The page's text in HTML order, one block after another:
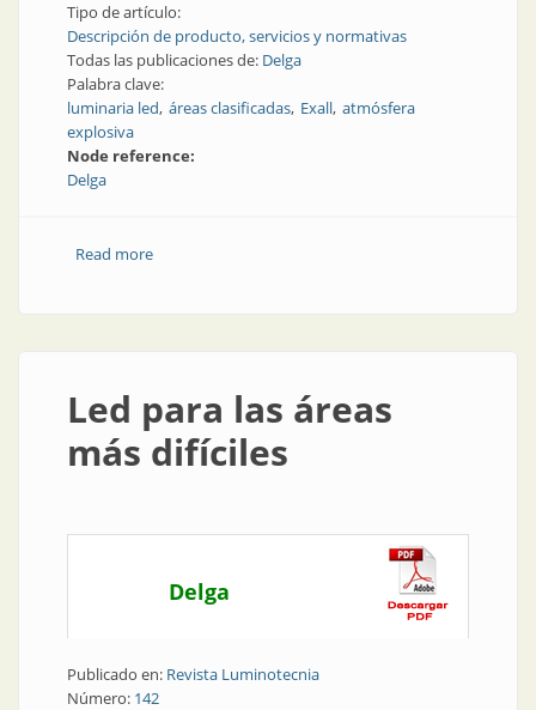
Tipo de artículo:
Descripción de producto, servicios y normativas
Todas las publicaciones de: Delga
Palabra clave:
luminaria led áreas clasificadas Exall atmósfera
explosiva
Node reference:
Delga
Read moreabout Nueva luminaria para áreas clasificadas
Led para las áreas
más difíciles
Delga
Publicado en: Revista Luminotecnia
Número: 142